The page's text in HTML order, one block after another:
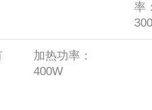
率
加热功率：
400W